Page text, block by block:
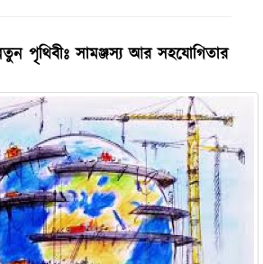
পৃথিবীঃ সামঞ্জস্য আর সহযোগিতার